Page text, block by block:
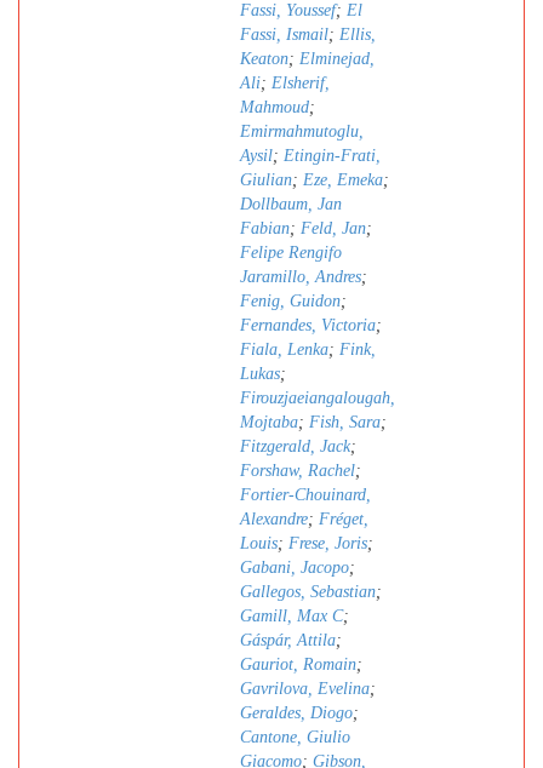
Fassi, Youssef; El
Fassi, Ismail; Ellis,
Keaton; Elminejad,
Ali; Elsherif,
Mahmoud;
Emirmahmutoglu,
Aysil; Etingin-Frati,
Giulian; Eze, Emeka;
Dollbaum, Jan
Fabian; Feld, Jan;
Felipe Rengifo
Jaramillo, Andres;
Fenig, Guidon;
Fernandes, Victoria;
Fiala, Lenka; Fink,
Lukas;
Firouzjaeiangalougah,
Mojtaba; Fish, Sara;
Fitzgerald, Jack;
Forshaw, Rachel;
Fortier-Chouinard,
Alexandre; Fréget,
Louis; Frese, Joris;
Gabani, Jacopo;
Gallegos, Sebastian;
Gamill, Max C;
Gáspár, Attila;
Gauriot, Romain;
Gavrilova, Evelina;
Geraldes, Diogo;
Cantone, Giulio
Giacomo; Gibson,